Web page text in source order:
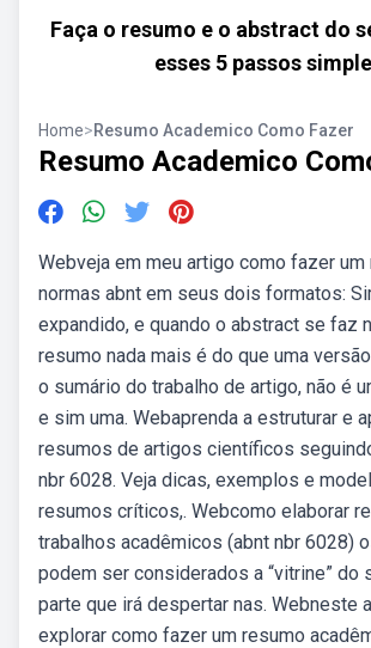
Faça o resumo e o abstract do
esses 5 passos
Home>Resumo Academico Como Fazer
Resumo Academico
Webveja em meu artigo como fazer um
normas abnt em seus dois formatos:
expandido, e quando o abstract se faz
resumo nada mais é do que uma
o sumário do trabalho de artigo, não é
e sim uma. Webaprenda a estruturar e
resumos de artigos científicos
nbr 6028. Veja dicas, exemplos e
resumos críticos,. Webcomo elaborar
trabalhos acadêmicos (abnt nbr 6028)
podem ser considerados a “vitrine” do
parte que irá despertar nas. Webneste
explorar como fazer um resumo